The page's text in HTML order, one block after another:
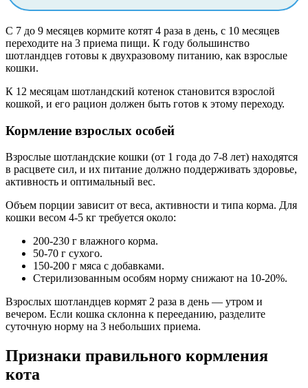
С 7 до 9 месяцев кормите котят 4 раза в день, с 10 месяцев
переходите на 3 приема пищи. К году большинство
шотландцев готовы к двухразовому питанию, как взрослые
кошки.
К 12 месяцам шотландский котенок становится взрослой
кошкой, и его рацион должен быть готов к этому переходу.
Кормление взрослых особей
Взрослые шотландские кошки (от 1 года до 7-8 лет) находятся
в расцвете сил, и их питание должно поддерживать здоровье,
активность и оптимальный вес.
Объем порции зависит от веса, активности и типа корма. Для
кошки весом 4-5 кг требуется около:
200-230 г влажного корма.
50-70 г сухого.
150-200 г мяса с добавками.
Стерилизованным особям норму снижают на 10-20%.
Взрослых шотландцев кормят 2 раза в день — утром и
вечером. Если кошка склонна к перееданию, разделите
суточную норму на 3 небольших приема.
Признаки правильного кормления
кота